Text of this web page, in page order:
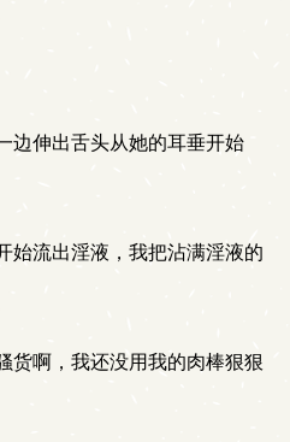
边伸出舌头从她的耳垂开始
流出淫液，我把沾满淫液的
啊，我还没用我的肉棒狠狠